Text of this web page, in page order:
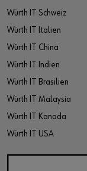
Würth IT Schweiz
Würth IT Italien
Würth IT China
Würth IT Indien
Würth IT Brasilien
Würth IT Malaysia
Würth IT Kanada
Würth IT USA